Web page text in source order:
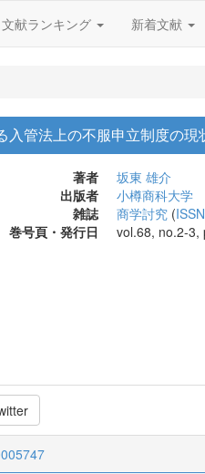
文献ランキング 新着文献
入管法上の不服申立制度の現
著者
坂東 雄介
出版者
小樽商科大学
雑誌
商学討究 (
巻号頁・発行日
vol.68, no.2-3,